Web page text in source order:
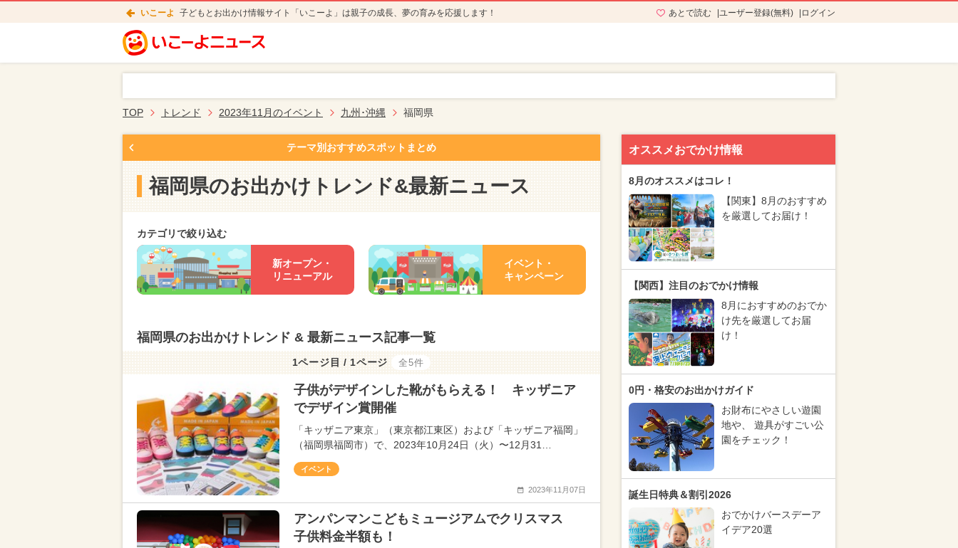
いこーよ 子どもとお出かけ情報サイト「いこーよ」は親子の成長、夢の育みを応援します！ あとで読む ユーザー登録(無料) ログイン
TOP トレンド 2023年11月のイベント 九州･沖縄 福岡県
テーマ別おすすめスポットまとめ
福岡県のお出かけトレンド&最新ニュース
カテゴリで絞り込む
新オープン・
リニューアル
イベント・
キャンペーン
福岡県のお出かけトレンド & 最新ニュース記事一覧
1ページ目 / 1ページ 全5件
子供がデザインした靴がもらえる！ キッザニア
でデザイン賞開催
「キッザニア東京」（東京都江東区）および「キッザニア福岡」
（福岡県福岡市）で、2023年10月24日（火）〜12月31…
イベント
2023年11月07日
アンパンマンこどもミュージアムでクリスマス
子供料金半額も！
オススメおでかけ情報
8月のオススメはコレ！
【関東】8月のおすすめ
を厳選してお届け！
【関西】注目のおでかけ情報
8月におすすめのおでか
け先を厳選してお届
け！
0円・格安のお出かけガイド
お財布にやさしい遊園
地や、 遊具がすごい公
園をチェック！
誕生日特典＆割引2026
おでかけバースデーア
イデア20選